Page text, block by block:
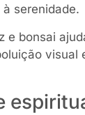
serenidade.
e bonsai
visual